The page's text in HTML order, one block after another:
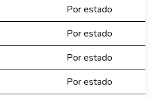
Por estado
Por estado
Por estado
Por estado